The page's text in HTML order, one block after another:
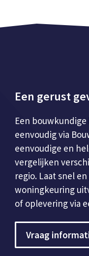
Een gerust
Een
eenvoudig via
eenvoudige en
vergelijken
regio. Laat snel
woningkeuring
of oplevering via
Vraag